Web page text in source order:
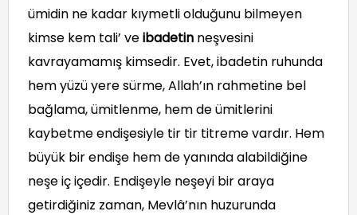
ümidin ne kadar kıymetli olduğunu bilmeyen
kimse kem tali’ veibadetin neşvesini
kavrayamamış kimsedir. Evet, ibadetin ruhunda
hem yüzü yere sürme, Allah’ın rahmetine bel
bağlama, ümitlenme, hem de ümitlerini
kaybetme endişesiyle tir tir titreme vardır. Hem
büyük bir endişe hem de yanında alabildiğine
neşe iç içedir. Endişeyle neşeyi bir araya
getirdiğiniz zaman, Mevlâ’nın huzurunda